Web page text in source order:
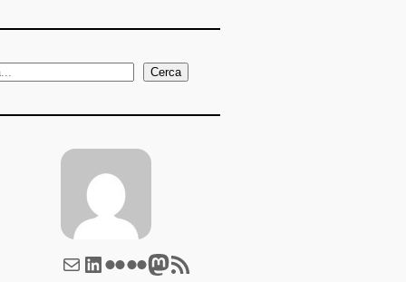
Cerca
Email LinkedIn Flickr Flickr Mastodon Feed RSS